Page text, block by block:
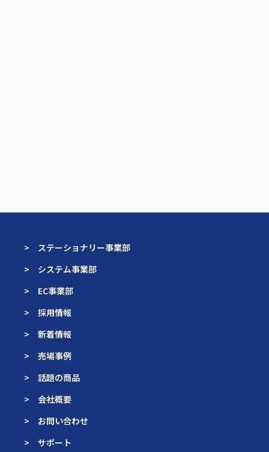
> ステーショナリー事業部
> システム事業部
> EC事業部
> 採用情報
> 新着情報
> 売場事例
> 話題の商品
> 会社概要
> お問い合わせ
> サポート